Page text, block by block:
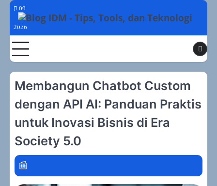
Skip
content
09
Agustus
2026
Toggle
Membangun Chatbot Custom
dengan API AI: Panduan Praktis
untuk Inovasi Bisnis di Era
Society 5.0